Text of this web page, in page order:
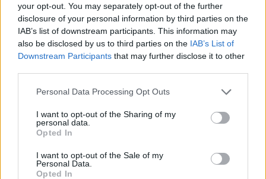
your opt-out. You may separately opt-out of the further
disclosure of your personal information by third parties on the
IAB’s list of downstream participants. This information may
also be disclosed by us to third parties on the IAB’s List of
Downstream Participants that may further disclose it to other
Please note that this website/app uses one or more Google
not limited to your visit or usage behaviour. You may click to
grant or deny consent to Google and its third-party tags to
use your data for below specified purposes in below Google
consent section.
Personal Data Processing Opt Outs
I want to opt-out of the Sharing of my
personal data.
Opted In
I want to opt-out of the Sale of my
Personal Data.
Opted In